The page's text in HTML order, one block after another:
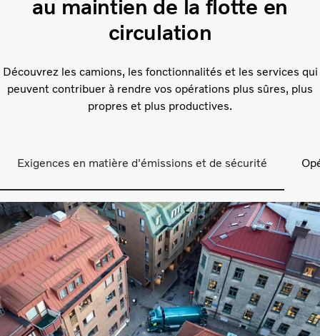
au maintien de la flotte en
circulation
Découvrez les camions, les fonctionnalités et les services qui
peuvent contribuer à rendre vos opérations plus sûres, plus
propres et plus productives.
Exigences en matière d'émissions et de sécurité